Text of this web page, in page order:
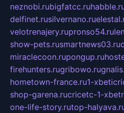
neznobi.rubigfatcc.ru
delfinet.rusilvernano.ru
velotrenajery.rupronso54.ru
show-pets.rusmartnews03.ru
miraclecoon.rupongup.ru
firehunters.rugribowo.ru
hometown-france.ru1-
shop-garena.rucricetc-1-
one-life-story.rutop-